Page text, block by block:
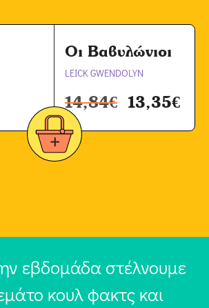
Οι Βαβυλώνιοι
LEICK GWENDOLYN
14,84€ 13,35€
εβδομάδα στέλνουμε
κουλ φακτς και